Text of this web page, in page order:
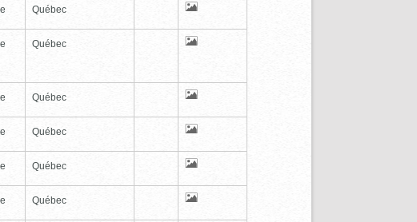
Québec
Québec
Québec
Québec
Québec
Québec